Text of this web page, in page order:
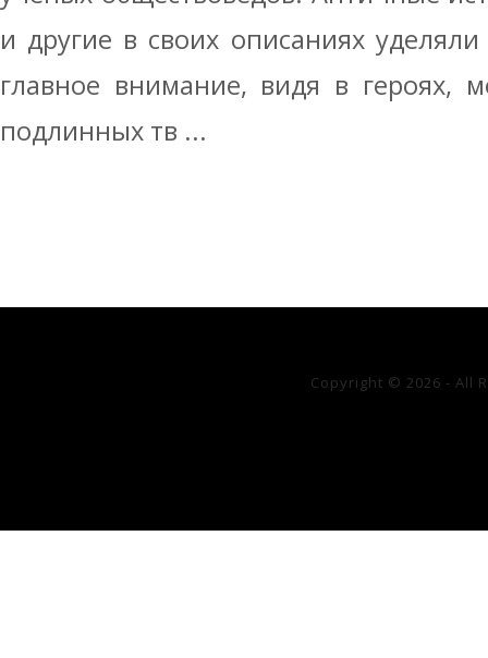
и другие в своих описаниях
главное внимание, видя в героях,
подлинных тв ...
Copyright © 2026 - All